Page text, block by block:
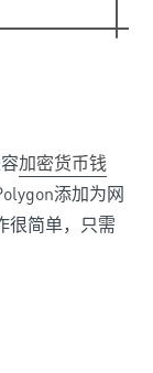
加密货币钱
添加为网
很简单，只需